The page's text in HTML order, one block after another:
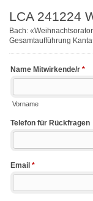
LCA 241224
Bach:
Gesamtaufführung
Name Mitwirkende/r *
Vorname
Telefon für Rückfragen
Email *